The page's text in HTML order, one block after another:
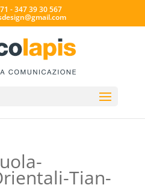
- 347 39 30 567
Tian-